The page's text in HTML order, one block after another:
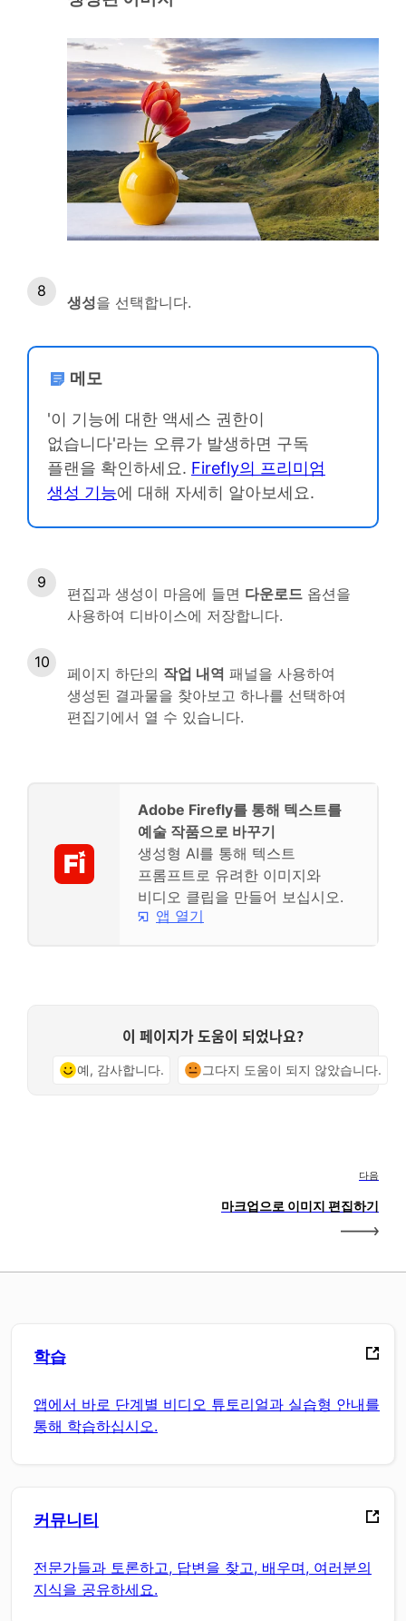
생성을 선택합니다.
메모
'이 기능에 대한 액세스 권한이
없습니다'라는 오류가 발생하면 구독
플랜을 확인하세요. Firefly의 프리미엄
생성 기능에 대해 자세히 알아보세요.
편집과 생성이 마음에 들면 다운로드 옵션을
사용하여 디바이스에 저장합니다.
페이지 하단의 작업 내역 패널을 사용하여
생성된 결과물을 찾아보고 하나를 선택하여
편집기에서 열 수 있습니다.
Adobe Firefly를 통해 텍스트를
예술 작품으로 바꾸기
생성형 AI를 통해 텍스트
프롬프트로 유려한 이미지와
비디오 클립을 만들어 보십시오.
앱 열기
이 페이지가 도움이 되었나요?
예, 감사합니다. 그다지 도움이 되지 않았습니다.
다음
마크업으로 이미지 편집하기
학습
앱에서 바로 단계별 비디오 튜토리얼과 실습형 안내를
통해 학습하십시오.
커뮤니티
전문가들과 토론하고, 답변을 찾고, 배우며, 여러분의
지식을 공유하세요.